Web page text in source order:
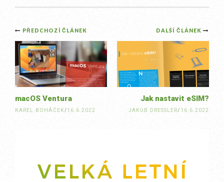
Post
navigation
DALŠÍ ČLÁNEK
Jak nastavit eSIM?
JAKUB DRESSLER/ 16.6.2022
PŘEDCHOZÍ ČLÁNEK
macOS Ventura
KAREL BOHÁČEK/16.6.2022